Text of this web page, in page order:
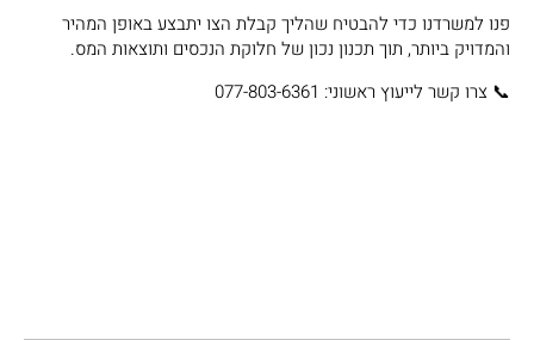
פנו למשרדנו כדי להבטיח שהליך קבלת הצו יתבצע באופן המהיר
והמדויק ביותר, תוך תכנון נכון של חלוקת הנכסים ותוצאות המס.
📞 צרו קשר לייעוץ ראשוני: 077-803-6361